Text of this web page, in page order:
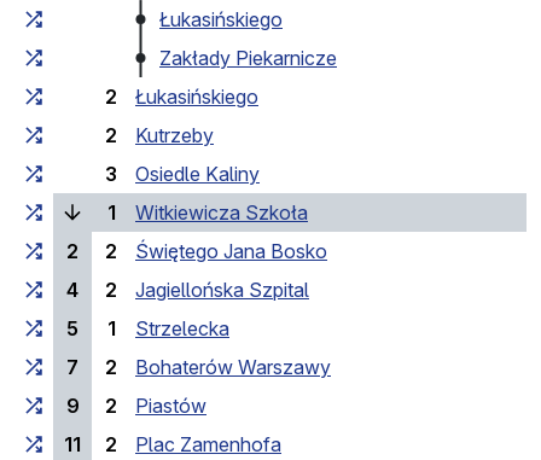
Łukasińskiego
Zakłady Piekarnicze
2
Łukasińskiego
2
Kutrzeby
3
Osiedle Kaliny
1
Witkiewicza Szkoła
2
2
Świętego Jana Bosko
4
2
Jagiellońska Szpital
5
1
Strzelecka
7
2
Bohaterów Warszawy
9
2
Piastów
11
2
Plac Zamenhofa